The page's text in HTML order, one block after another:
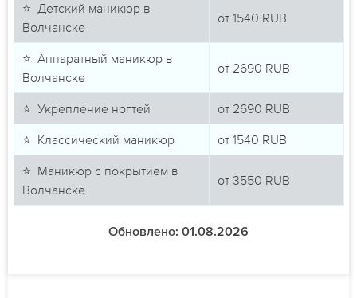
⭐ Детский маникюр в
Волчанске
от 1540 RUB
⭐ Аппаратный маникюр в
Волчанске
от 2690 RUB
⭐ Укрепление ногтей от 2690 RUB
⭐ Классический маникюр от 1540 RUB
⭐ Маникюр с покрытием в
Волчанске
от 3550 RUB
Обновлено: 01.08.2026